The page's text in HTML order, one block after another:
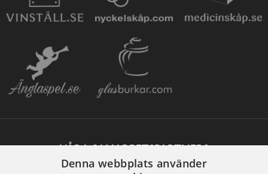
VÅRA SAMARBETSPARTNERS
Denna webbplats använder